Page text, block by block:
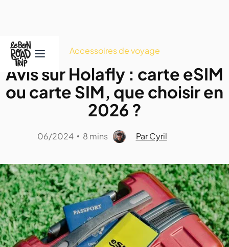
Accessoires de voyage
Avis sur Holafly : carte eSIM
ou carte SIM, que choisir en
2026 ?
06/2024 • 8 mins Par Cyril